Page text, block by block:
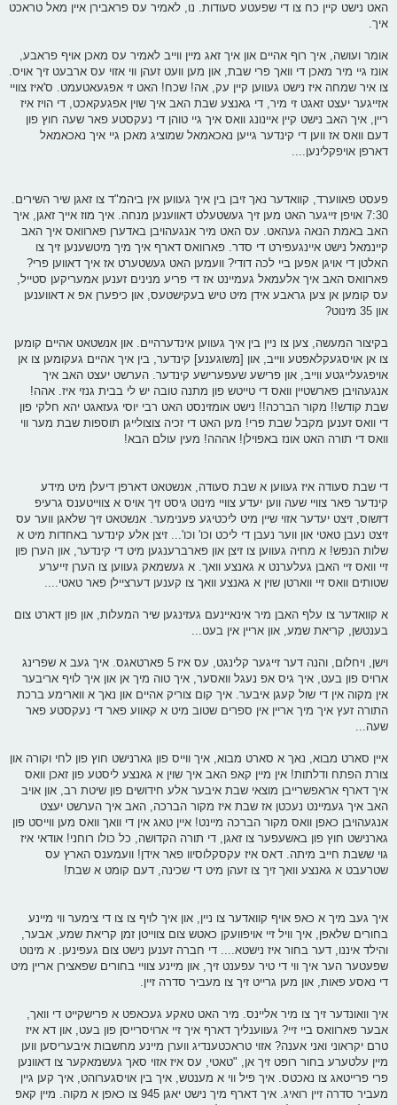
האט נישט קיין כח צו די שפעטע סעודות. נו, לאמיר עס פראבירן איין מאל טראכט
איך.
אומר ועושה, איך רוף אהיים און איך זאג מיין ווייב לאמיר עס מאכן אויף פראבע,
אונז גיי מיר מאכן די וואך פרי שבת, און מען וועט זעהן ווי אזוי עס ארבעט זיך אויס.
צו איר שמחה איז נישט געווען קיין עק, אה! שכח! האט זי אפגעאטעמט. ס'איז צוויי
אזייגער יעצט זאגט זי מיר, די גאנצע שבת האב איך שוין אפגעקאכט, די הויז איז
ריין, איך האב נישט קיין איינונג וואס איך גיי טוהן די נעקסטע פאר שעה חוץ פון
דעם וואס אז ווען די קינדער גייען נאכאמאל שמוציג מאכן גיי איך נאכאמאל
דארפן אויפקלינען....
פעסט פאווערד, קוואדער נאך זיבן בין איך געווען אין ביהמ"ד צו זאגן שיר השירים.
7:30 אויפן זייגער האט מען זיך געשטעלט דאווענען מנחה. איך מוז אייך זאגן, איך
האב באמת הנאה געהאט. עס האט מיר אנגעהויבן באדערן פארוואס איך האב
קיינמאל נישט איינגעפירט די סדר. פארוואס דארף איך מיך מיטשענען זיך צו
האלטן די אויגן אפען ביי לכה דודי? וועמען האט געשטערט אז איך דאווען פרי?
פארוואס האב איך אלעמאל געמיינט אז די פריע מנינים זענען אמעריקען סטייל,
עס קומען אן צען גראבע אידן מיט טיש בעקישטעס, און כיפערן אפ א דאווענען
און 35 מינוט?
בקיצור המעשה, צען צו ניין בין איך געווען אינדערהיים. און אנשטאט אהיים קומען
צו אן אויסגעקלאפטע ווייב, און [משוגענע] קינדער, בין איך אהיים געקומען צו אן
אויפגעלייגטע ווייב, און פרישע שעפערישע קינדער. הערשט יעצט האב איך
אנגעהויבן פארשטיין וואס די טייטש פון מתנה טובה יש לי בבית גנזי איז. אהה!
שבת קודש!! מקור הברכה!! נישט אומזינסט האט רבי יוסי געזאגט יהא חלקי פון
די וואס זענען מקבל שבת פרי! מען האט די זכיה צוצולייגן תוספות שבת מער ווי
וואס די תורה האט אונז באפוילן! אההה! מעין עולם הבא!
די שבת סעודה איז געווען א שבת סעודה, אנשטאט דארפן דיעלן מיט מידע
קינדער פאר צוויי שעה ווען יעדע צוויי מינוט גיסט זיך אויס א צווייטענס גרעיפ
דזשוס, זיצט יעדער אזוי שיין מיט ליכטיגע פענימער. אנשטאט זיך שלאגן ווער עס
זיצט נעבן טאטי און ווער נעבן די ליכט וכו' וכו'... זיצן אלע קינדער באחדות מיט א
שלות הנפש! א מחיה געווען צו זיצן און פארברענגען מיט די קינדער, און הערן פון
זיי וואס זיי האבן געלערנט א גאנצע וואך. א געשמאק געווען צו הערן זייערע
שטותים וואס זיי ווארטן שוין א גאנצע וואך צו קענען דערציילן פאר טאטי....
א קוואדער צו עלף האבן מיר אינאיינעם געזינגען שיר המעלות, און פון דארט צום
בענטשן, קריאת שמע, און אריין אין בעט...
וישן, ויחלום, והנה דער זייגער קלינגט, עס איז 5 פארטאגס. איך געב א שפרינג
ארויס פון בעט, איך גיס אפ נעגל וואסער, איך טוה מיך אן און איך לויף אריבער
אין מקוה אין די שול קעגן איבער. איך קום צוריק אהיים און נאך א ווארימע ברכת
התורה זעץ איך מיך אריין אין ספרים שטוב מיט א קאווע פאר די נעקסטע פאר
שעה...
איין סארט מבוא, נאך א סארט מבוא, איך ווייס פון גארנישט חוץ פון לחי וקורה און
צורת הפתח ודלתות! אין מיין קאפ האב איך שוין א גאנצע ליסטע פון זאכן וואס
איך דארף אראפשרייבן מוצאי שבת איבער אלע חידושים פון שיטת רב, און אויב
האב איך געמיינט נעכטן אז שבת איז מקור הברכה, האב איך הערשט יעצט
אנגעהויבן כאפן וואס מקור הברכה מיינט! איין טאג אין די וואך וואס מען ווייסט פון
גארנישט חוץ פון באשעפער צו זאגן, די תורה הקדושה, כל כולו רוחני! אודאי איז
גוי ששבת חייב מיתה. דאס איז עקסקלוסיוו פאר אידן! וועמענס הארץ עס
שטרעבט א גאנצע וואך זיך צו זעהן מיט די שכינה, דעם קומט א שבת!
איך געב מיך א כאפ אויף קוואדער צו ניין, און איך לויף צו צו די צימער ווי מיינע
בחורים שלאפן, איך וויל זיי אויפוועקן כאטש צום צווייטן זמן קריאת שמע, אבער,
והילד איננו, דער בחור איז נישטא.... די חברה זענען נישט צום געפינען. א מינוט
שפעטער הער איך ווי די טיר עפענט זיך, און מיינע צוויי בחורים שפאצירן אריין מיט
די נאסע פאות, און מען גרייט זיך צו מעביר סדרה זיין.
איך וואונדער זיך צו מיר אליינס. מיר האט טאקע געכאפט א פרישקייט די וואך,
אבער פארוואס ביי זיי? געווענליך דארף איך זיי ארויסרייסן פון בעט, און דא איז
טרם יקראוני ואני אענה? אזוי טראכטענדיג ווערן מיינע מחשבות איבעריסען ווען
מיין עלטערע בחור רופט זיך אן, "טאטי, עס איז אזוי סאך געשמאקער צו דאוונען
פרי פרייטאג צו נאכטס. איך פיל ווי א מענטש, איך בין אויסגערוהט, איך קען גיין
מעביר סדרה זיין רואיג. איך דארף מיך נישט יאגן 945 צו כאפן א מקוה. מיין קאפ